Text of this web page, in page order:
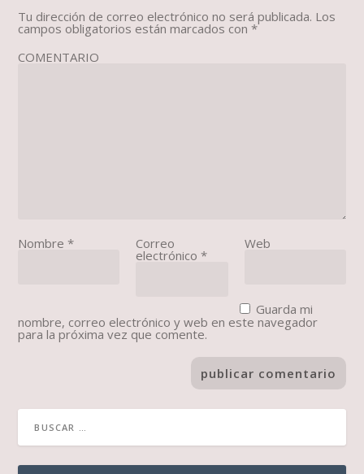
Tu dirección de correo electrónico no será publicada. Los
campos obligatorios están marcados con*
COMENTARIO
Nombre* Correo
electrónico *
Web
Guarda mi
nombre, correo electrónico y web en este navegador
para la próxima vez que comente.